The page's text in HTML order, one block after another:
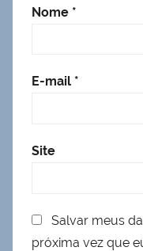
Nome *
E-mail *
Site
Salvar meus
próxima vez que